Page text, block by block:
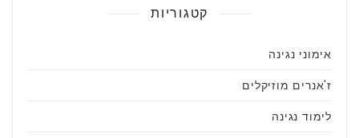
קטגוריות
אימוני נגינה
ז'אנרים מוזיקלים
לימוד נגינה